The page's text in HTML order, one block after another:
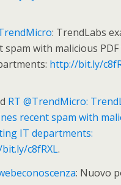
: TrendLabs
spam with malicious
http://bit.ly/
RT @TrendMicro:
recent spam with
IT departments:
c8fRXL.
: Nuovo